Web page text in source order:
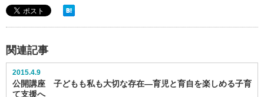
関連記事
2015.4.9
公開講座 子どもも私も大切な存在―育児と育自を楽しめる子育
て支援へ